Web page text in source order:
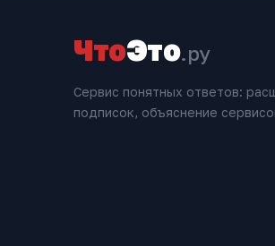
ЧтоЭто.ру
Сервис понятных ответов:
подписок, объяснение